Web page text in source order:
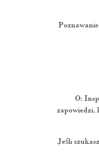
O:
zapowiedzi,
Jeśli